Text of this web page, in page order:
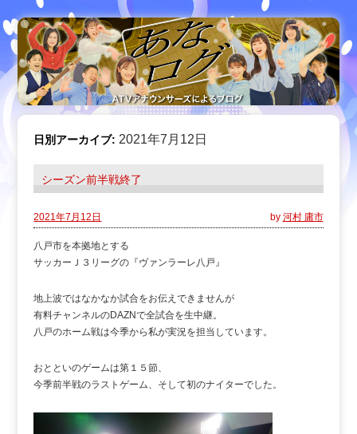
日別アーカイブ:2021年7月12日
シーズン前半戦終了
2021年7月12日 by 河村 庸市
八戸市を本拠地とする
サッカーＪ３リーグの『ヴァンラーレ八戸』
地上波ではなかなか試合をお伝えできませんが
有料チャンネルのDAZNで全試合を生中継。
八戸のホーム戦は今季から私が実況を担当しています。
おとといのゲームは第１５節、
今季前半戦のラストゲーム、そして初のナイターでした。